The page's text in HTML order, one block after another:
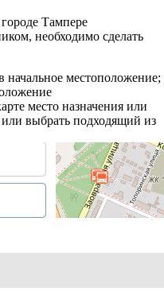
Тампере
необходимо сделать
начальное местоположение;
место назначения или
выбрать подходящий из